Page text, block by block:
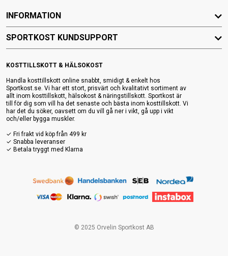
KOSTTILLSKOTT & HÄLSOKOST
Handla kosttillskott online snabbt, smidigt & enkelt hos
Sportkost.se. Vi har ett stort, prisvärt och kvalitativt sortiment av
allt inom kosttillskott, hälsokost & näringstillskott. Sportkost är
till för dig som vill ha det senaste och bästa inom kosttillskott. Vi
har det du söker, oavsett om du vill gå ner i vikt, gå upp i vikt
och/eller bygga muskler.
✓ Fri frakt vid köp från 499 kr
✓ Snabba leveranser
✓ Betala tryggt med Klarna
INFORMATION
SPORTKOST KUNDSUPPORT
© 2025 Orvelin Sportkost AB